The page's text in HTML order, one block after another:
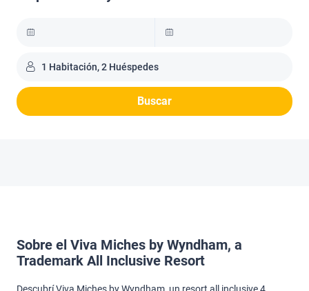
1 Habitación, 2 Huéspedes
Buscar
Sobre el Viva Miches by Wyndham, a
Trademark All Inclusive Resort